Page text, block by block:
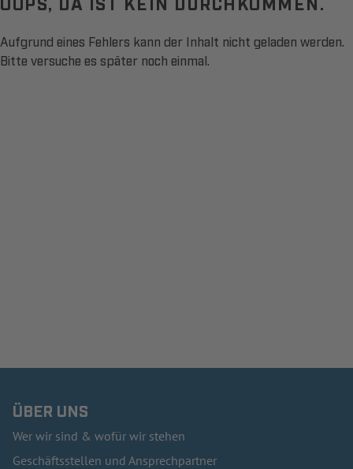
Aufgrund eines Fehlers kann der Inhalt nicht geladen werden.
Bitte versuche es später noch einmal.
ÜBER UNS
Wer wir sind & wofür wir stehen
Geschäftsstellen und Ansprechpartner